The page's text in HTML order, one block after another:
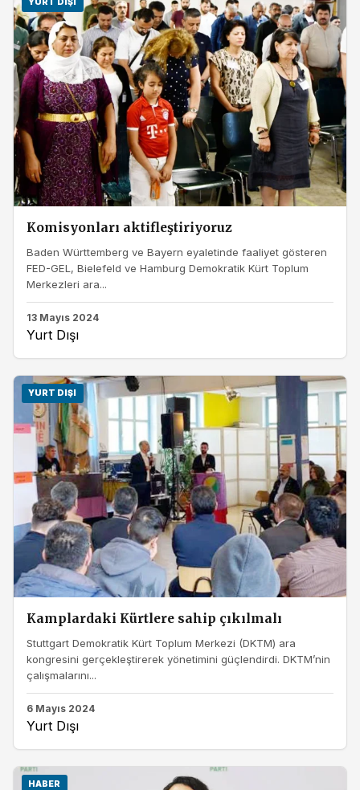
Komisyonları aktifleştiriyoruz
Baden Württemberg ve Bayern eyaletinde faaliyet gösteren
FED-GEL, Bielefeld ve Hamburg Demokratik Kürt Toplum
Merkezleri ara...
13 Mayıs 2024
Yurt Dışı
YURT DIŞI
Kamplardaki Kürtlere sahip çıkılmalı
Stuttgart Demokratik Kürt Toplum Merkezi (DKTM) ara
kongresini gerçekleştirerek yönetimini güçlendirdi. DKTM’nin
çalışmalarını...
6 Mayıs 2024
Yurt Dışı
HABER